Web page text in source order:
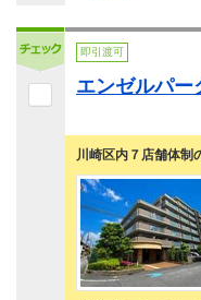
即引渡可
エンゼルパー
川崎区内７店舗体制